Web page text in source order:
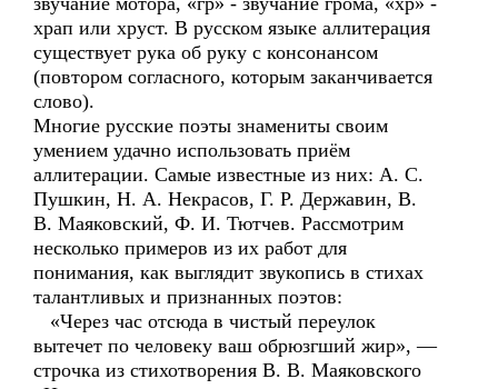
храп или хруст. В русском языке аллитерация
существует рука об руку с консонансом
(повтором согласного, которым заканчивается
слово).
Многие русские поэты знамениты своим
умением удачно использовать приём
аллитерации. Самые известные из них: А. С.
Пушкин, Н. А. Некрасов, Г. Р. Державин, В.
В. Маяковский, Ф. И. Тютчев. Рассмотрим
несколько примеров из их работ для
понимания, как выглядит звукопись в стихах
талантливых и признанных поэтов:
«Через час отсюда в чистый переулок
вытечет по человеку ваш обрюзгший жир», —
строчка из стихотворения В. В. Маяковского